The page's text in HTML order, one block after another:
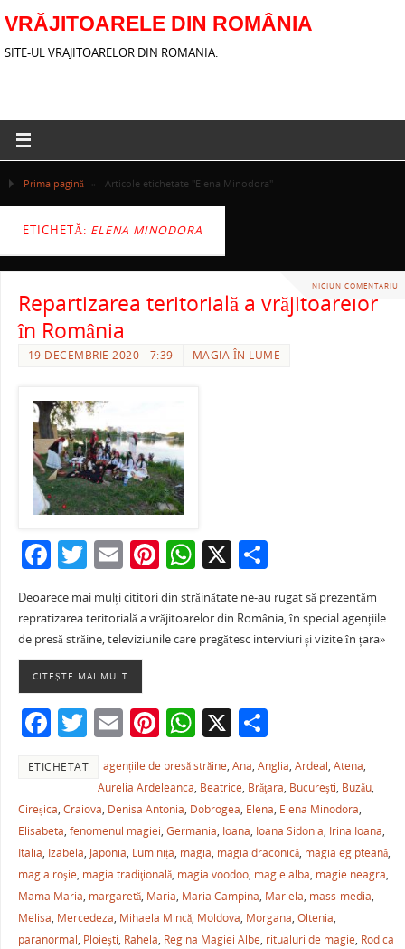
VRĂJITOARELE DIN ROMÂNIA
SITE-UL VRAJITOARELOR DIN ROMANIA.
Prima pagină » Articole etichetate "Elena Minodora"
ETICHETĂ: ELENA MINODORA
NICIUN COMENTARIU
Repartizarea teritorială a vrăjitoarelor
în România
19 DECEMBRIE 2020 - 7:39 MAGIA ÎN LUME
F
c
e
b
o
o
k
T
w
itt
er
E
m
ai
l
Pi
nt
er
e
W
h
at
s
p
p
X P
ta
je
ză
Deoarece mai mulți cititori din străinătate ne-au rugat să prezentăm
repratizarea teritorială a vrăjitoarelor din România, în special agențiile
de presă străine, televiziunile care pregătesc interviuri și vizite în țara»
CITEȘTE MAI MULT
F
c
e
b
o
o
k
T
itt
er
E
m
ai
l
Pi
er
e
st
W
h
at
s
A
p
p
X P
ar
ta
je
a
ză
ETICHETAT agențiile de presă străine,Ana,Anglia,Ardeal,Atena,
Aurelia Ardeleanca, Beatrice, Brăţara, Bucureşti, Buzău,
Cireșica, Craiova, Denisa Antonia, Dobrogea, Elena, Elena Minodora,
Elisabeta, fenomenul magiei, Germania, Ioana, Ioana Sidonia, Irina Ioana,
Italia, Izabela, Japonia, Luminița, magia, magia draconică, magia egipteană,
magia roşie, magia tradiţională, magia voodoo, magie alba, magie neagra,
Mama Maria, margaretă, Maria, Maria Campina, Mariela, mass-media,
Melisa, Mercedeza, Mihaela Mincă, Moldova, Morgana, Oltenia,
paranormal, Ploieşti, Rahela, Regina Magiei Albe, ritualuri de magie, Rodica